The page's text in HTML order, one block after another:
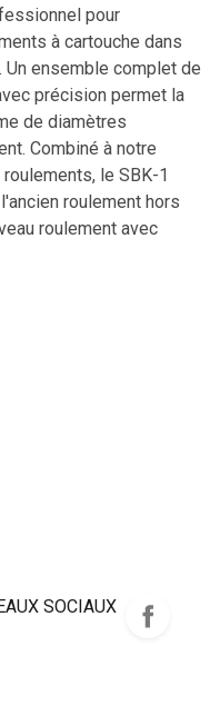
pour
à cartouche dans
ensemble complet de
précision permet la
de diamètres
Combiné à notre
le SBK-1
roulement hors
roulement avec
SOCIAUX